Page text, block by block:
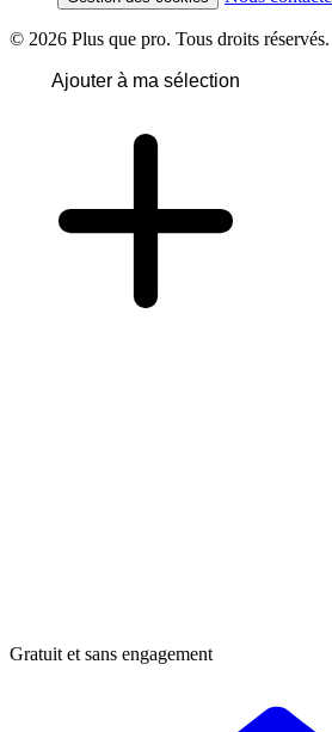
© 2026 Plus que pro. Tous droits réservés.
Ajouter à ma sélection
Gratuit et sans engagement